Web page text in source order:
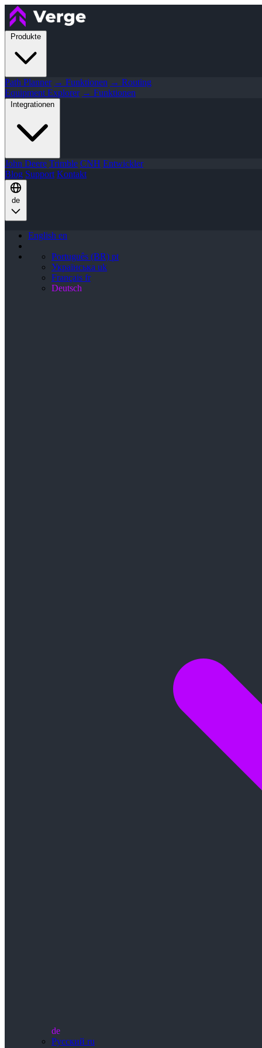
Produkte
Path Planner → Funktionen → Routing
Equipment Explorer → Funktionen
Integrationen
John Deere Trimble CNH Entwickler
Blog Support Kontakt
de
English en
Português (BR) pt
Українська uk
Français fr
Deutsch
de
Русский ru